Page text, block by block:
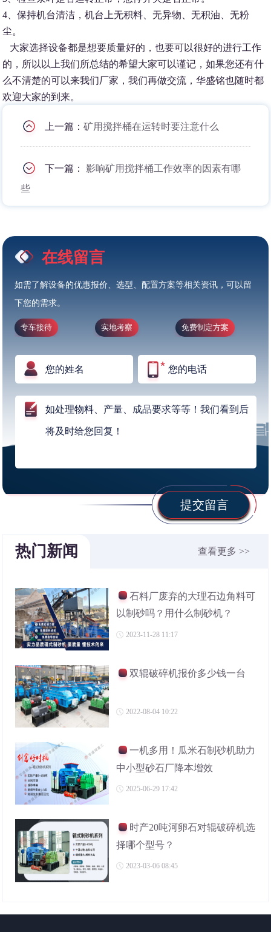
4、保持机台清洁，机台上无积料、无异物、无积油、无粉
尘。
大家选择设备都是想要质量好的，也要可以很好的进行工作
的，所以以上我们所总结的希望大家可以谨记，如果您还有什
么不清楚的可以来我们厂家，我们再做交流，华盛铭也随时都
欢迎大家的到来。
上一篇：矿用搅拌桶在运转时要注意什么
下一篇：影响矿用搅拌桶工作效率的因素有哪
些
在线留言
如需了解设备的优惠报价、选型、配置方案等相关资讯，可以留
下您的需求。
专车接待 实地考察 免费制定方案
提交留言
热门新闻 查看更多 >>
石料厂废弃的大理石边角料可
以制砂吗？用什么制砂机？
2023-11-28 11:17
双辊破碎机报价多少钱一台
2022-08-04 10:22
一机多用！瓜米石制砂机助力
中小型砂石厂降本增效
2025-06-29 17:42
时产20吨河卵石对辊破碎机选
择哪个型号？
2023-03-06 08:45